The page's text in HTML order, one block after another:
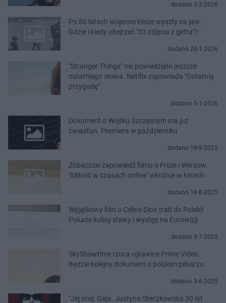
dodano 3-2-2026
Po 80 latach wojenne klisze wyszły na jaw.
Gdzie i kiedy obejrzeć "33 zdjęcia z getta"?
dodano 28-1-2026
"Stranger Things" nie powiedziało jeszcze
ostatniego słowa. Netflix zapowiada "Ostatnią
przygodę"
dodano 5-1-2026
Dokument o Wojtku Szczęsnym ma już
zwiastun. Premiera w październiku
dodano 18-9-2025
Zobaczcie zapowiedź filmu o Frizie i Wersow.
"Miłość w czasach online" wkrótce w kinach
dodano 18-8-2025
Wyjątkowy film o Celine Dion trafi do Polski!
Pokaże kulisy sławy i występ na Eurowizji
dodano 9-7-2025
SkyShowtime rzuca rękawice Prime Video.
Będzie kolejny dokument o polskim piłkarzu
dodano 5-6-2025
"Jej imię: Gaja. Justyna Steczkowska 30 lat